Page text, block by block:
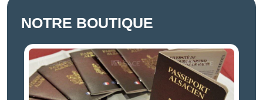
NOTRE BOUTIQUE